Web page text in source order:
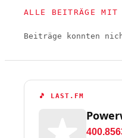
ALLE BEITRÄGE MIT
Beiträge konnten
🎵 LAST.FM
400.856